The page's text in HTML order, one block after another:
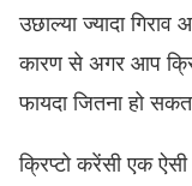
उछाल्या ज्यादा
कारण से अगर आप
फायदा जितना हो
क्रिप्टो करेंसी एक